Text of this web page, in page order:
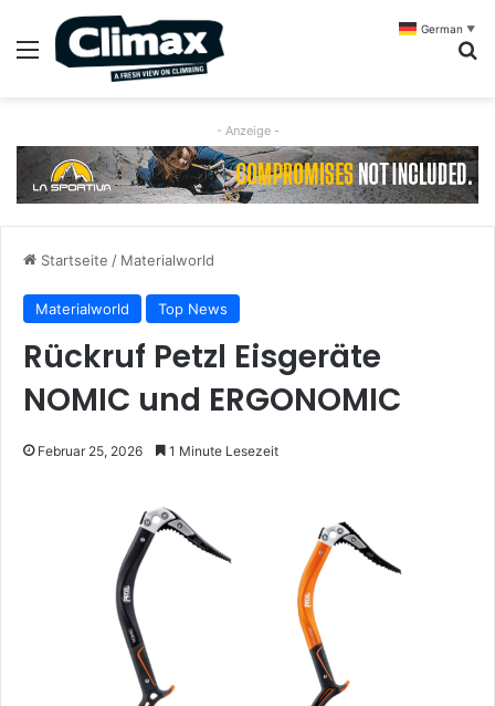
Menü
- Anzeige -
Startseite / Materialworld
Materialworld Top News
Rückruf Petzl Eisgeräte
NOMIC und ERGONOMIC
Februar 25, 2026 1 Minute Lesezeit
German ▼